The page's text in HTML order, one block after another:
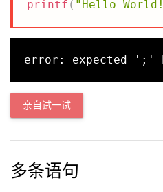
printf ( "Hello
亲自试一试
多条语句